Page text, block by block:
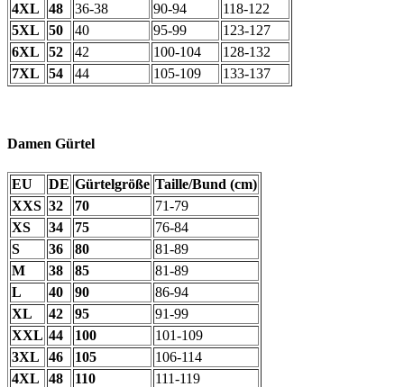
4XL
48 36-38 90-94
118-122
5XL
50 40 95-99
123-127
6XL
52 42 100-104
128-132
7XL
54 44 105-109 133-137
Damen Gürtel
EU DE Gürtelgröße Taille/Bund (cm)
XXS 32 70
71-79
XS
34 75
76-84
S
36 80
81-89
M
38 85
81-89
L
40 90
86-94
XL
42 95
91-99
XXL 44 100
101-109
3XL
46 105
106-114
4XL
48 110
111-119